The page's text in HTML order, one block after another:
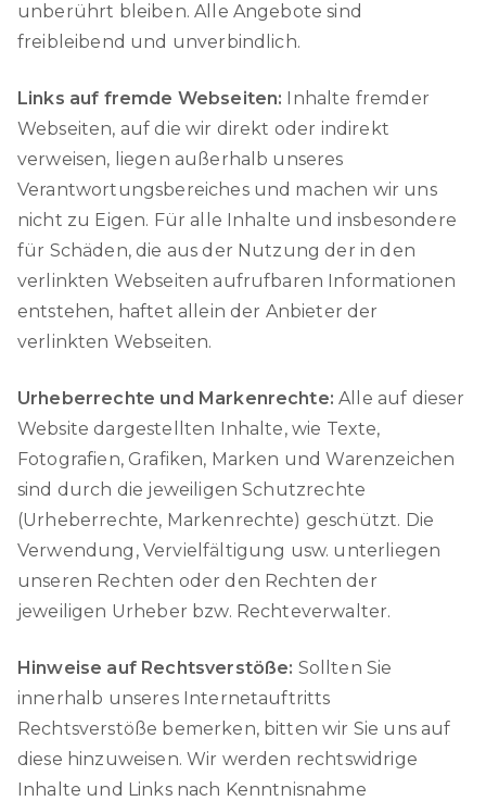
unberührt bleiben. Alle Angebote sind
freibleibend und unverbindlich.
Links auf fremde Webseiten: Inhalte fremder
Webseiten, auf die wir direkt oder indirekt
verweisen, liegen außerhalb unseres
Verantwortungsbereiches und machen wir uns
nicht zu Eigen. Für alle Inhalte und insbesondere
für Schäden, die aus der Nutzung der in den
verlinkten Webseiten aufrufbaren Informationen
entstehen, haftet allein der Anbieter der
verlinkten Webseiten.
Urheberrechte und Markenrechte:Alle auf dieser
Website dargestellten Inhalte, wie Texte,
Fotografien, Grafiken, Marken und Warenzeichen
sind durch die jeweiligen Schutzrechte
(Urheberrechte, Markenrechte) geschützt. Die
Verwendung, Vervielfältigung usw. unterliegen
unseren Rechten oder den Rechten der
jeweiligen Urheber bzw. Rechteverwalter.
Hinweise auf Rechtsverstöße: Sollten Sie
innerhalb unseres Internetauftritts
Rechtsverstöße bemerken, bitten wir Sie uns auf
diese hinzuweisen. Wir werden rechtswidrige
Inhalte und Links nach Kenntnisnahme